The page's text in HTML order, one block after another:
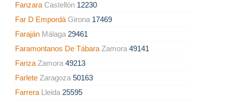
Fanzara Castellón 12230
Far D Empordà Girona 17469
Faraján Málaga 29461
Faramontanos De Tábara Zamora 49141
Fariza Zamora 49213
Farlete Zaragoza 50163
Farrera Lleida 25595